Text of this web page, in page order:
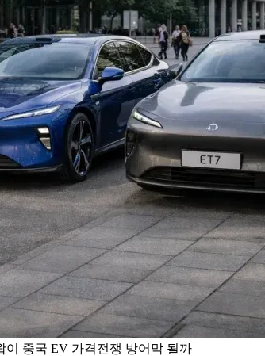
이 중국 EV 가격전쟁 방어막 될까